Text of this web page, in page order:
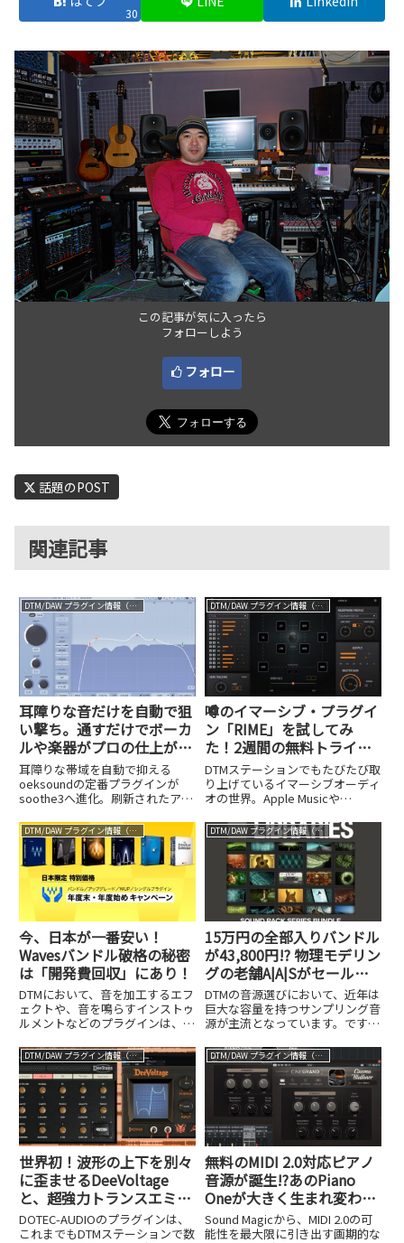
30
この記事が気に入ったら
フォローしよう
フォロー
話題のPOST
関連記事
DTM/DAW プラグイン情報（VST AU AAX）
耳障りな音だけを自動で狙
い撃ち。通すだけでボーカ
ルや楽器がプロの仕上がり
に、誰でも簡単に使える
oeksound soothe3
耳障りな帯域を自動で抑える
oeksoundの定番プラグインが
soothe3へ進化。刷新されたアル
Tilt control、ローレイテンシモー
ドなどの新機能を実際に試してレ
ビューします。
DTM/DAW プラグイン情報（VST AU AAX）
噂のイマーシブ・プラグイ
ン「RIME」を試してみ
た！2週間の無料トライア
ルも実施中
DTMステーションでもたびたび取
り上げているイマーシブオーディ
オの世界。Apple Musicや
しつつある今、Dolby Atmosなど
の立体音響作品を手掛けたいと考
えている方も多いはずです。しか
し、...
DTM/DAW プラグイン情報（VST AU AAX）
今、日本が一番安い！
Wavesバンドル破格の秘密
は「開発費回収」にあり！
DTMにおいて、音を加工するエフ
ェクトや、音を鳴らすインストゥ
ルメントなどのプラグインは、欠
すよね。そのプラグインの世界に
おいて、長年にわたりトップクラ
スのシェアを持っているのが、み
なさんご存知のWavesです...
DTM/DAW プラグイン情報（VST AU AAX）
15万円の全部入りバンドル
が43,800円!? 物理モデリン
グの老舗A|A|Sがセール展
開中
DTMの音源選びにおいて、近年は
巨大な容量を持つサンプリング音
源が主流となっています。です
大容量ライブラリは、リアルなサ
ウンドを得られる反面、パソコン
のストレージを激しく圧迫すると
いう悩みを抱える方も多いはず...
DTM/DAW プラグイン情報（VST AU AAX）
世界初！波形の上下を別々
に歪ませるDeeVoltage
と、超強力トランスエミュ
レータDeeTransが誕生。
DOTEC-AUDIO 10周年で全
DOTEC-AUDIOのプラグインは、
これまでもDTMステーションで数
DTM/DAW プラグイン情報（VST AU AAX）
無料のMIDI 2.0対応ピアノ
音源が誕生!?あのPiano
Oneが大きく生まれ変わる
とともに、より高性能な
CineGrand2も登場
Sound Magicから、MIDI 2.0の可
能性を最大限に引き出す画期的な